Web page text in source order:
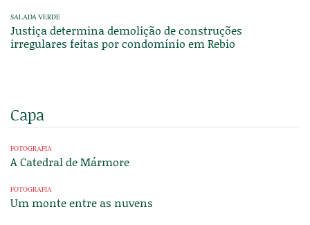
SALADA VERDE
Justiça determina demolição de construções
irregulares feitas por condomínio em Rebio
Capa
FOTOGRAFIA
A Catedral de Mármore
FOTOGRAFIA
Um monte entre as nuvens